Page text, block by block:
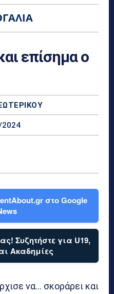
επίσημα ο
στο Google
Συζητήστε για U19,
Ακαδημίες
να… σκοράρει και